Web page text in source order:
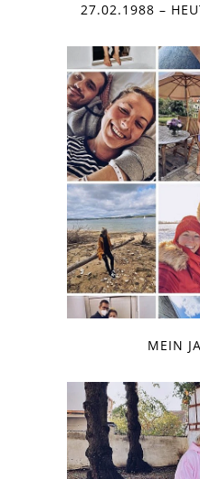
27.02.1988 –
MEIN